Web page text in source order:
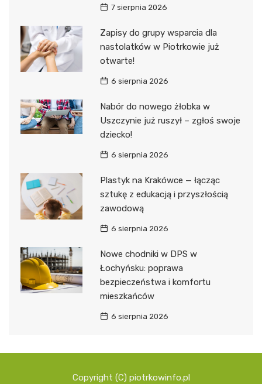
7 sierpnia 2026
Zapisy do grupy wsparcia dla
nastolatków w Piotrkowie już
otwarte!
6 sierpnia 2026
Nabór do nowego żłobka w
Uszczynie już ruszył – zgłoś swoje
dziecko!
6 sierpnia 2026
Plastyk na Krakówce — łącząc
sztukę z edukacją i przyszłością
zawodową
6 sierpnia 2026
Nowe chodniki w DPS w
Łochyńsku: poprawa
bezpieczeństwa i komfortu
mieszkańców
6 sierpnia 2026
Copyright (C) piotrkowinfo.pl